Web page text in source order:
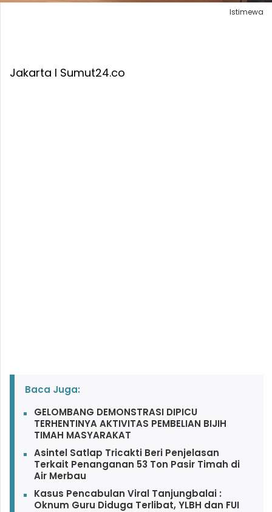
Istimewa
Jakarta I Sumut24.co
Baca Juga:
GELOMBANG DEMONSTRASI DIPICU
TERHENTINYA AKTIVITAS PEMBELIAN BIJIH
TIMAH MASYARAKAT
Asintel Satlap Tricakti Beri Penjelasan
Terkait Penanganan 53 Ton Pasir Timah di
Air Merbau
Kasus Pencabulan Viral Tanjungbalai :
Oknum Guru Diduga Terlibat, YLBH dan FUI